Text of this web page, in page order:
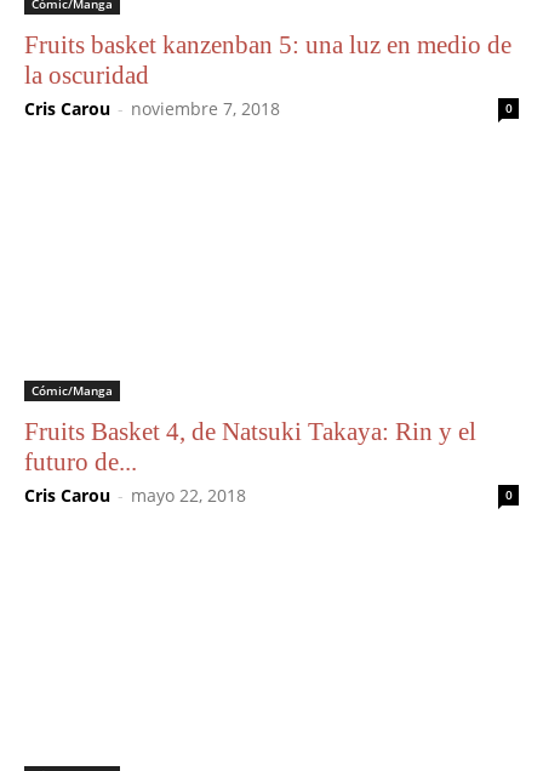
Cómic/Manga
Fruits basket kanzenban 5: una luz en medio de
la oscuridad
Cris Carou - noviembre 7, 2018 0
Cómic/Manga
Fruits Basket 4, de Natsuki Takaya: Rin y el
futuro de...
Cris Carou - mayo 22, 2018 0